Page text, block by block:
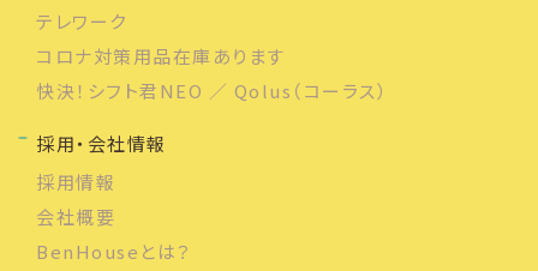
テレワーク
コロナ対策用品在庫あります
快決！シフト君NEO ／ Qolus（コーラス）
採用・会社情報
採用情報
会社概要
BenHouseとは？